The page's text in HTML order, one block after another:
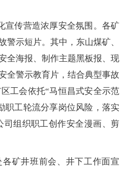
宣传营造浓厚安全氛围。各矿
示短片。其中，东山煤矿、
全海报、制作主题黑板报、现
全警示教育片，结合典型事故
工会依托“马恒昌式安全示范
职工轮流分享岗位风险，落实
组织职工创作安全漫画、剪
矿井班前会、井下工作面宣